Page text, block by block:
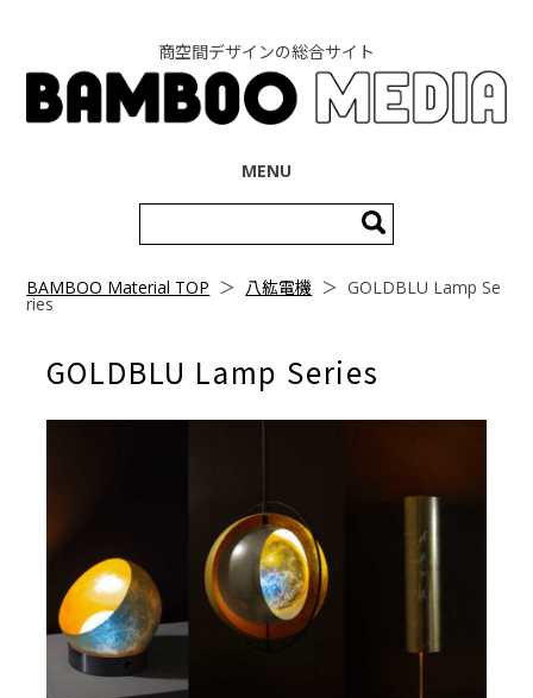
商空間デザインの総合サイト
MENU
索:
BAMBOO Material TOP ＞ 八紘電機 ＞GOLDBLU Lamp Se
ries
GOLDBLU Lamp Series